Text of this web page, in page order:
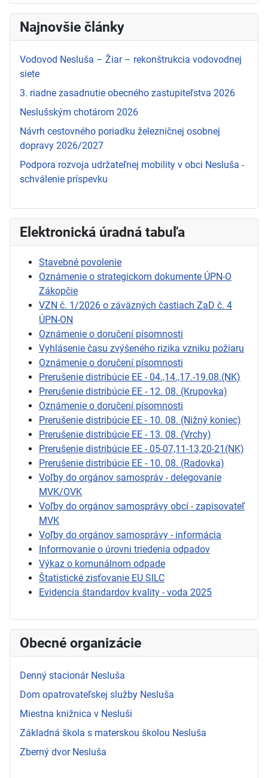
Najnovšie články
Vodovod Nesluša – Žiar – rekonštrukcia vodovodnej
siete
3. riadne zasadnutie obecného zastupiteľstva 2026
Neslušským chotárom 2026
Návrh cestovného poriadku železničnej osobnej
dopravy 2026/2027
Podpora rozvoja udržateľnej mobility v obci Nesluša -
schválenie príspevku
Elektronická úradná tabuľa
Stavebné povolenie
Oznámenie o strategickom dokumente ÚPN-O
Zákopčie
VZN č. 1/2026 o záväzných častiach ZaD č. 4
ÚPN-ON
Oznámenie o doručení písomnosti
Vyhlásenie času zvýšeného rizika vzniku požiaru
Oznámenie o doručení písomnosti
Prerušenie distribúcie EE - 04.,14.,17.-19.08.(NK)
Prerušenie distribúcie EE - 12. 08. (Krupovka)
Oznámenie o doručení písomnosti
Prerušenie distribúcie EE - 10. 08. (Nižný koniec)
Prerušenie distribúcie EE - 13. 08. (Vrchy)
Prerušenie distribúcie EE - 05-07,11-13,20-21(NK)
Prerušenie distribúcie EE - 10. 08. (Radovka)
Voľby do orgánov samospráv - delegovanie
MVK/OVK
Voľby do orgánov samosprávy obcí - zapisovateľ
MVK
Voľby do orgánov samosprávy - informácia
Informovanie o úrovni triedenia odpadov
Výkaz o komunálnom odpade
Štatistické zisťovanie EU SILC
Evidencia štandardov kvality - voda 2025
Obecné organizácie
Denný stacionár Nesluša
Dom opatrovateľskej služby Nesluša
Miestna knižnica v Nesluši
Základná škola s materskou školou Nesluša
Zberný dvor Nesluša